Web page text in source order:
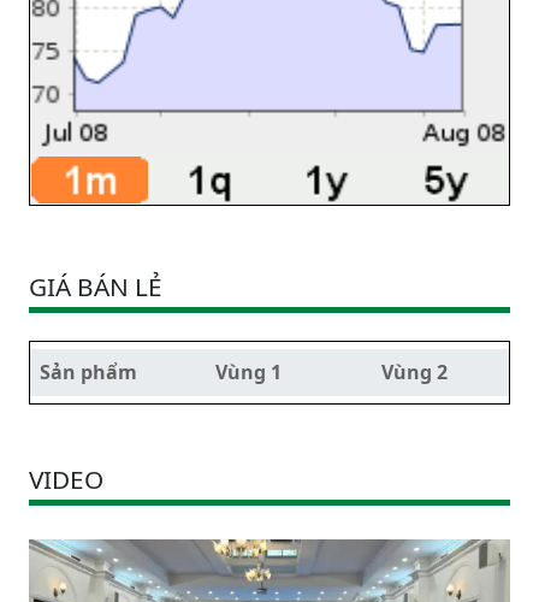
GIÁ BÁN LẺ
Sản phẩm Vùng 1 Vùng 2
VIDEO